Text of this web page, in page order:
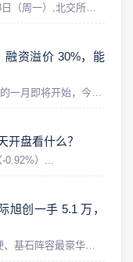
大A本周有两只不错的新股可以申购。8月3日（周一）,北交所的...
融资溢价 30%，能
大家好啊，这个“黑色七月”大家还好吗？新的一月即将开始，今天...
开盘看什么？
）...
旭创一手 5.1 万，
中际旭创来了。这可能是今年公司质地最硬、基石阵容最豪华，同时...